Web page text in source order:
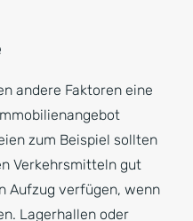
andere Faktoren eine
zum Beispiel sollten
Verkehrsmitteln gut
Aufzug verfügen, wenn
Lagerhallen oder